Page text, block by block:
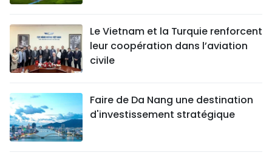
Le Vietnam et la Turquie renforcent
leur coopération dans l’aviation
civile
Faire de Da Nang une destination
d'investissement stratégique